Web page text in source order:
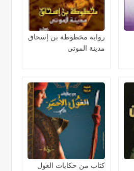
رواية مخطوطة بن إسحاق
مدينة الموتى
كتاب من حكايات الغول